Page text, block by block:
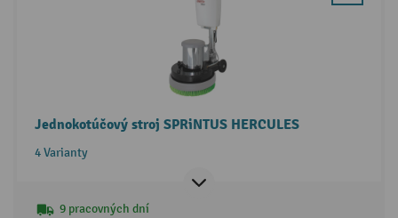
Jednokotúčový stroj SPRiNTUS HERCULES
4 Varianty
9 pracovných dní